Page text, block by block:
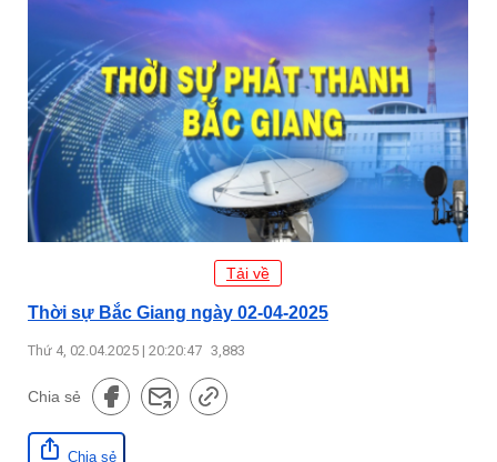
Tải về
Thời sự Bắc Giang ngày 02-04-2025
Thứ 4, 02.04.2025 | 20:20:47 3,883
Chia sẻ
Chia sẻ